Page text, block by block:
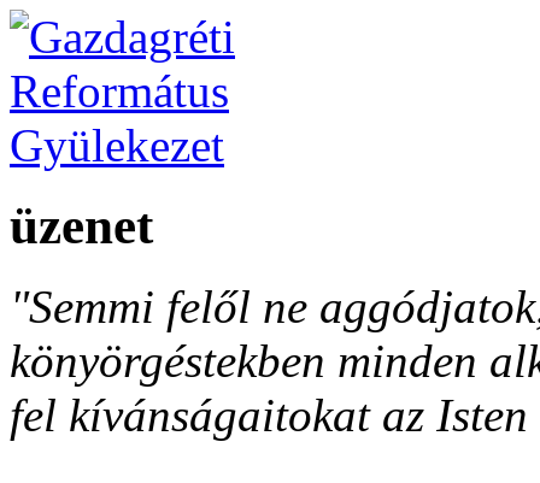
üzenet
"Semmi felől ne
könyörgéstekben minden
fel kívánságaitokat az